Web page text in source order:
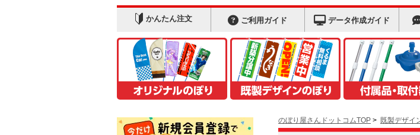
かんたん注文 ご利用ガイド データ作成ガイド
のぼり屋さんドットコムTOP > 既製デザイ